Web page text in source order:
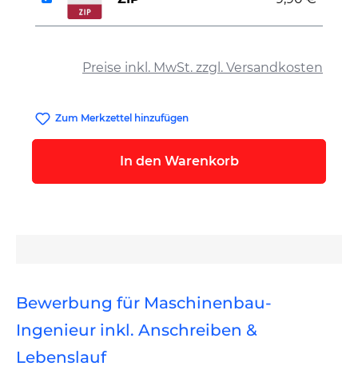
Preise inkl. MwSt. zzgl. Versandkosten
Zum Merkzettel hinzufügen
In den Warenkorb
Bewerbung für Maschinenbau-
Ingenieur inkl. Anschreiben &
Lebenslauf